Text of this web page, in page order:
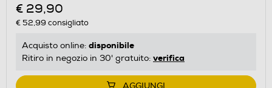
€ 29,90
€ 52,99 consigliato
Acquisto online: disponibile
Ritiro in negozio in 30' gratuito: verifica
AGGIUNGI